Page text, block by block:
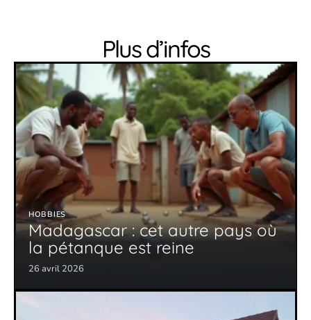
Plus d’infos
HOBBIES
Madagascar : cet autre pays où
la pétanque est reine
26 avril 2026